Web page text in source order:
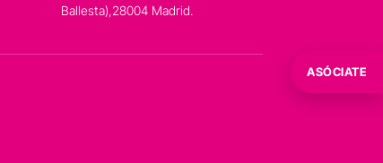
Ballesta),28004 Madrid.
ASÓCIATE